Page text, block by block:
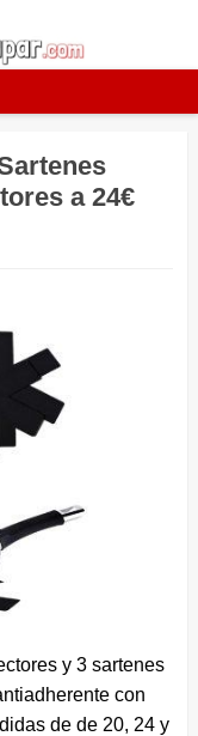
a 24€
y 3 sartenes
con
de de 20, 24 y